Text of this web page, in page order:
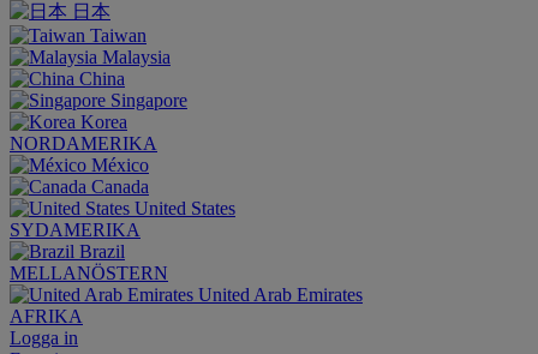
日本
Taiwan
Malaysia
China
Singapore
Korea
NORDAMERIKA
México
Canada
United States
SYDAMERIKA
Brazil
MELLANÖSTERN
United Arab Emirates
AFRIKA
Logga in